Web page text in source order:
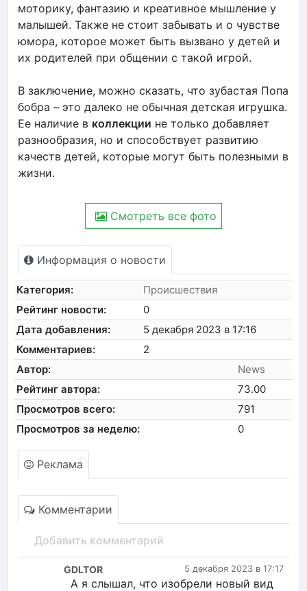
моторику, фантазию и креативное мышление у
малышей. Также не стоит забывать и о чувстве
юмора, которое может быть вызвано у детей и
их родителей при общении с такой игрой.
В заключение, можно сказать, что зубастая Попа
бобра – это далеко не обычная детская игрушка.
Ее наличие в коллекции не только добавляет
разнообразия, но и способствует развитию
качеств детей, которые могут быть полезными в
жизни.
Смотреть все фото
Информация о новости
Категория:
Происшествия
Рейтинг новости:
0
Дата добавления:
5 декабря 2023 в 17:16
Комментариев:
2
Автор:
News
Рейтинг автора:
73.00
Просмотров всего:
791
Просмотров за неделю:
0
Реклама
Комментарии
Добавить комментарий
5 декабря 2023 в 17:17
GDLTOR
А я слышал, что изобрели новый вид